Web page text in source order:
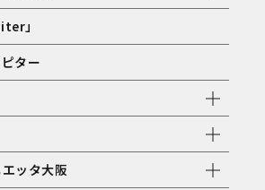
」
ター
ッタ大阪